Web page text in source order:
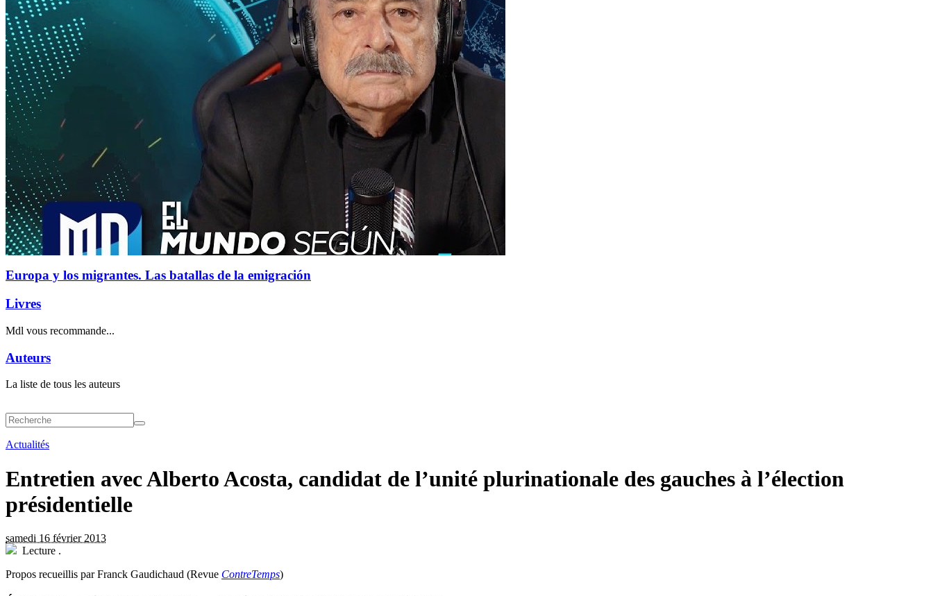
Europa y los migrantes. Las batallas de la emigración
Livres
Mdl vous recommande...
Auteurs
La liste de tous les auteurs
Actualités
Entretien avec Alberto Acosta, candidat de l’unité plurinationale des gauches à l’élection
présidentielle
samedi 16 février 2013
Lecture .
Propos recueillis par Franck Gaudichaud (Revue ContreTemps)